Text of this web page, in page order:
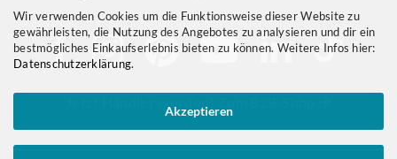
Wir verwenden Cookies um die Funktionsweise dieser Website zu
gewährleisten, die Nutzung des Angebotes zu analysieren und dir ein
bestmögliches Einkaufserlebnis bieten zu können. Weitere Infos hier:
Datenschutzerklärung.
Akzeptieren